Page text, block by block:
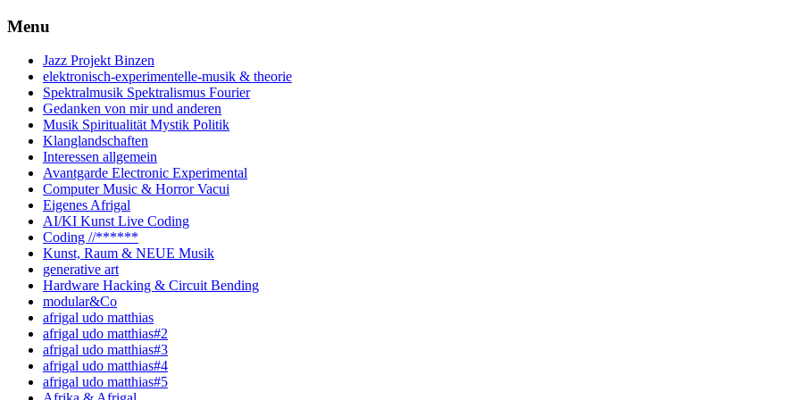
Skip
content
Menu
Jazz Projekt Binzen
elektronisch-experimentelle-musik & theorie
Spektralmusik Spektralismus Fourier
Gedanken von mir und anderen
Musik Spiritualität Mystik Politik
Klanglandschaften
Interessen allgemein
Avantgarde Electronic Experimental
Computer Music & Horror Vacui
Eigenes Afrigal
AI/KI Kunst Live Coding
Coding //******
Kunst, Raum & NEUE Musik
generative art
Hardware Hacking & Circuit Bending
modular&Co
afrigal udo matthias
afrigal udo matthias#2
afrigal udo matthias#3
afrigal udo matthias#4
afrigal udo matthias#5